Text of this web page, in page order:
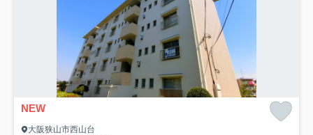
NEW
大阪狭山市西山台